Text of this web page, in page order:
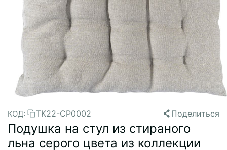
КОД: TK22-CP0002 Поделиться
Подушка на стул из стираного
льна серого цвета из коллекции